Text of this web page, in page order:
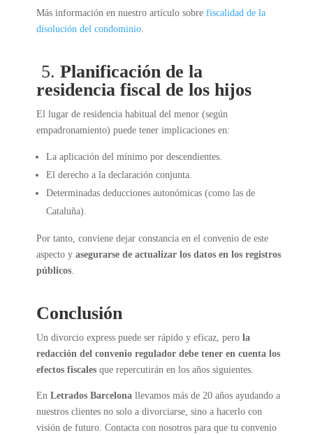
Más información en nuestro artículo sobrefiscalidad de la
disolución del condominio
5.Planificación de la
residencia fiscal de los hijos
El lugar de residencia habitual del menor (según
empadronamiento) puede tener implicaciones en:
La aplicación del mínimo por descendientes.
El derecho a la declaración conjunta.
Determinadas deducciones autonómicas (como las de
Cataluña).
Por tanto, conviene dejar constancia en el convenio de este
aspecto yasegurarse de actualizar los datos en los registros
públicos
Conclusión
Un divorcio express puede ser rápido y eficaz, perola
redacción del convenio regulador debe tener en cuenta los
efectos fiscales que repercutirán en los años siguientes.
EnLetrados Barcelona llevamos más de 20 años ayudando a
nuestros clientes no solo a divorciarse, sino a hacerlo con
visión de futuro. Contacta con nosotros para que tu convenio